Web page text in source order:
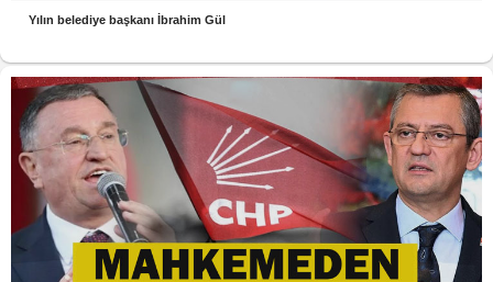
Yılın belediye başkanı İbrahim Gül